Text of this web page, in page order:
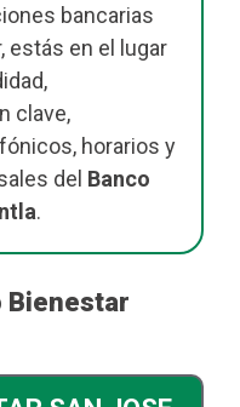
bancarias
estás en el lugar
clave,
horarios y
del Banco
.
Bienestar